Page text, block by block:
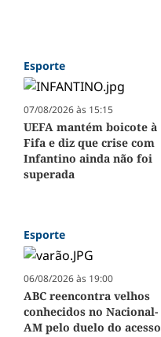
Esporte
07/08/2026 às 15:15
UEFA mantém boicote à
Fifa e diz que crise com
Infantino ainda não foi
superada
Esporte
06/08/2026 às 19:00
ABC reencontra velhos
conhecidos no Nacional-
AM pelo duelo do acesso